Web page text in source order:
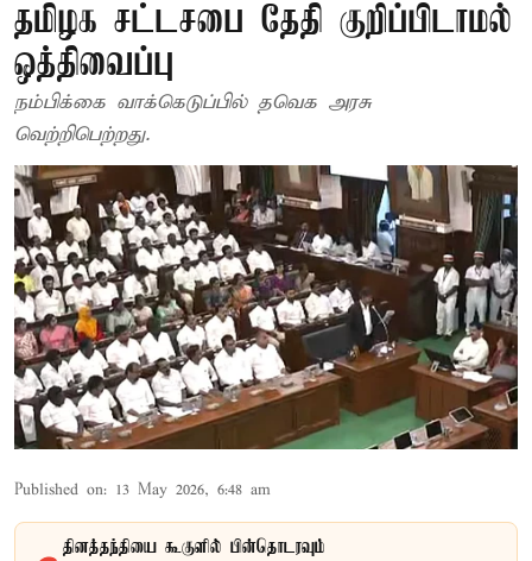
தமிழக சட்டசபை தேதி குறிப்பிடாமல்
ஒத்திவைப்பு
நம்பிக்கை வாக்கெடுப்பில் தவெக அரசு
வெற்றிபெற்றது.
Published on: 13 May 2026, 6:48 am
தினத்தந்தியை கூகுளில் பின்தொடரவும்